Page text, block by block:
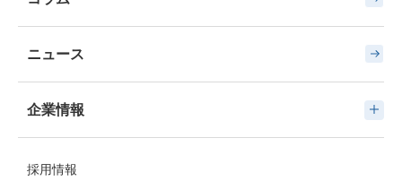
ニュース
企業情報
採用情報